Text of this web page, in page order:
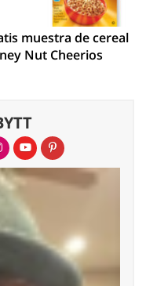
muestra de cereal
Nut Cheerios